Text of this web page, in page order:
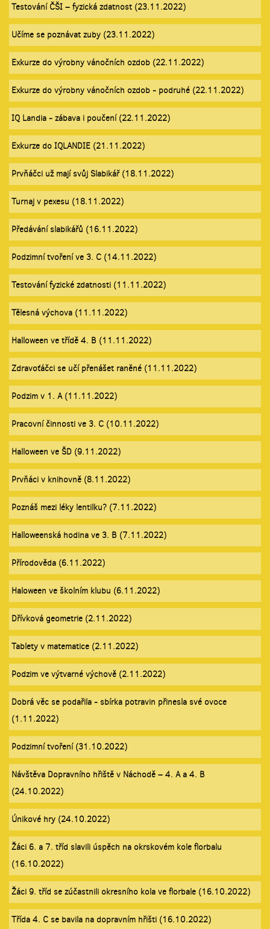
Testování ČŠI – fyzická zdatnost (23.11.2022)
Učíme se poznávat zuby (23.11.2022)
Exkurze do výrobny vánočních ozdob (22.11.2022)
Exkurze do výrobny vánočních ozdob - podruhé (22.11.2022)
IQ Landia - zábava i poučení (22.11.2022)
Exkurze do IQLANDIE (21.11.2022)
Prvňáčci už mají svůj Slabikář (18.11.2022)
Turnaj v pexesu (18.11.2022)
Předávání slabikářů (16.11.2022)
Podzimní tvoření ve 3. C (14.11.2022)
Testování fyzické zdatnosti (11.11.2022)
Tělesná výchova (11.11.2022)
Halloween ve třídě 4. B (11.11.2022)
Zdravoťáčci se učí přenášet raněné (11.11.2022)
Podzim v 1. A (11.11.2022)
Pracovní činnosti ve 3. C (10.11.2022)
Halloween ve ŠD (9.11.2022)
Prvňáci v knihovně (8.11.2022)
Poznáš mezi léky lentilku? (7.11.2022)
Halloweenská hodina ve 3. B (7.11.2022)
Přírodověda (6.11.2022)
Haloween ve školním klubu (6.11.2022)
Dřívková geometrie (2.11.2022)
Tablety v matematice (2.11.2022)
Podzim ve výtvarné výchově (2.11.2022)
Dobrá věc se podařila - sbírka potravin přinesla své ovoce
(1.11.2022)
Podzimní tvoření (31.10.2022)
Návštěva Dopravního hřiště v Náchodě – 4. A a 4. B
(24.10.2022)
Únikové hry (24.10.2022)
Žáci 6. a 7. tříd slavili úspěch na okrskovém kole florbalu
(16.10.2022)
Žáci 9. tříd se zúčastnili okresního kola ve florbale (16.10.2022)
Třída 4. C se bavila na dopravním hřišti (16.10.2022)